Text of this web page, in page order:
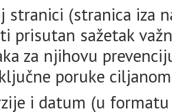
stranici (stranica iza
prisutan sažetak
za njihovu
poruke
i datum (u